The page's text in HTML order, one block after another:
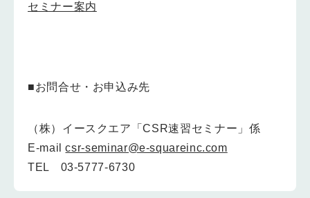
セミナー案内
■お問合せ・お申込み先
（株）イースクエア「CSR速習セミナー」係
E-mailcsr-seminar@e-squareinc.com
TEL 03-5777-6730